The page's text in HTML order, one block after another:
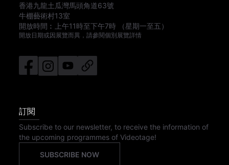
香港九龍土瓜灣馬頭角道63號
牛棚藝術村13室
開放時間︰
上午11時至下午7時 （星期一至五）
開放日期或因展覽而異，請參閱個別展覽詳情
訂閱
Subscribe to our newsletter, to receive the information of
the upcoming programmes of Videotage!
SUBSCRIBE NOW